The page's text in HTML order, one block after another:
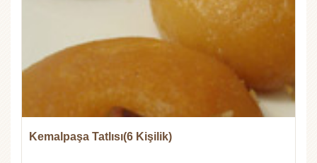
Kemalpaşa Tatlısı(6 Kişilik)